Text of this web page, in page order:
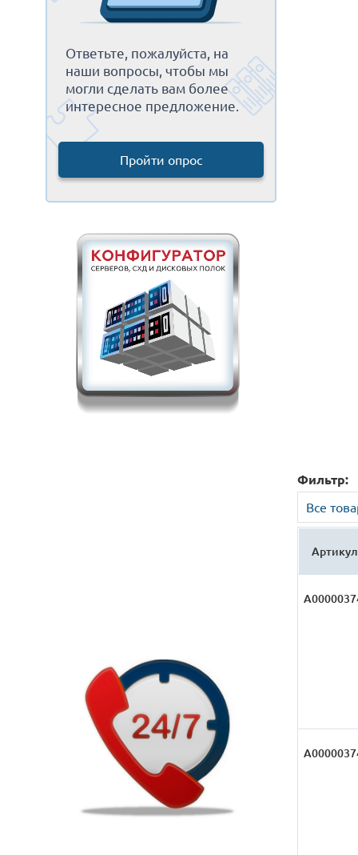
Ответьте, пожалуйста, на
наши вопросы, чтобы мы
могли сделать вам более
интересное предложение.
Пройти опрос
Фильтр:
Все
Артикул